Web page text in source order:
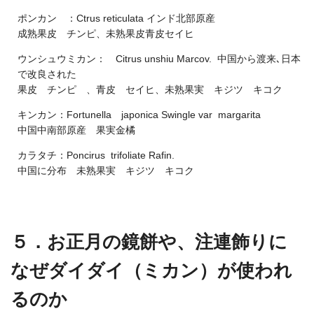
ポンカン ：Ctrus reticulata インド北部原産
成熟果皮 チンピ、未熟果皮青皮セイヒ
ウンシュウミカン： Citrus unshiu Marcov. 中国から渡来､日本
で改良された
果皮 チンピ 、青皮 セイヒ、未熟果実 キジツ キコク
キンカン：Fortunella japonica Swingle var margarita
中国中南部原産 果実金橘
カラタチ：Poncirus trifoliate Rafin.
中国に分布 未熟果実 キジツ キコク
５．お正月の鏡餅や、注連飾りに
なぜダイダイ（ミカン）が使われ
るのか